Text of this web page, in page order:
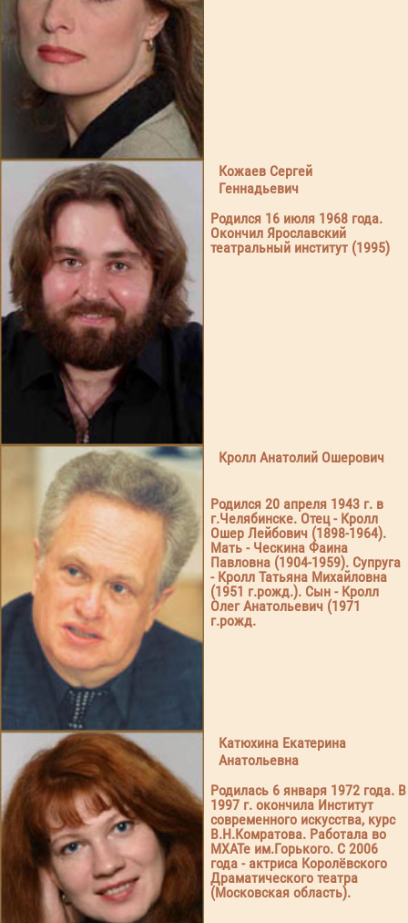
Кожаев Сергей
Геннадьевич
Родился 16 июля 1968 года.
Окончил Ярославский
театральный институт (1995)
Кролл Анатолий Ошерович
Родился 20 апреля 1943 г. в
г.Челябинске. Отец - Кролл
Ошер Лейбович (1898-1964).
Мать - Ческина Фаина
Павловна (1904-1959). Супруга
- Кролл Татьяна Михайловна
(1951 г.рожд.). Сын - Кролл
Олег Анатольевич (1971
г.рожд.
Катюхина Екатерина
Анатольевна
Родилась 6 января 1972 года. В
1997 г. окончила Институт
современного искусства, курс
В.Н.Комратова. Работала во
МХАТе им.Горького. С 2006
года - актриса Королёвского
Драматического театра
(Московская область).